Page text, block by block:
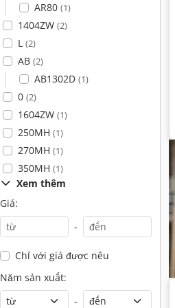
AR80 (1)
1404ZW (2)
L (2)
AB (2)
AB1302D (1)
0 (2)
1604ZW (1)
250MH (1)
270MH (1)
350MH (1)
Xem thêm
Giá:
-
Chỉ với giá được nêu
Năm sản xuất:
-